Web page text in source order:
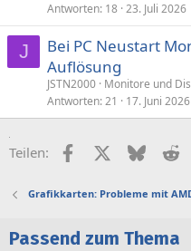
Antworten 18 23. Juli 2026
J
Bei PC Neustart
Auflösung
JSTN2000 Monitore und
Antworten 21 17. Juni 2026
Teilen: FacebookX (Twitter)
Bluesky
Grafikkarten: Probleme mit
Passend zum Thema